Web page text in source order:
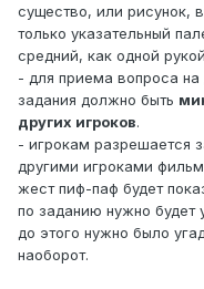
существо, или рисунок,
только указательный
средний, как одной
- для приема вопроса
задания должно быть
других игроков.
- игрокам разрешается
другими игроками
жест пиф-паф будет
по заданию нужно будет
до этого нужно было
наоборот.